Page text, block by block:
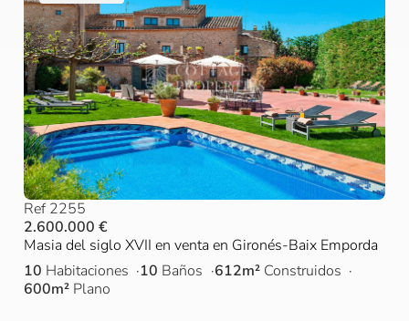
Ref 2255
2.600.000 €
Masia del siglo XVII en venta en Gironés-Baix Emporda
10 Habitaciones 10 Baños 612m² Construidos
600m² Plano